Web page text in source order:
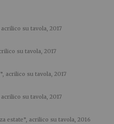
su tavola, 2017
su tavola, 2017
acrilico su tavola, 2017
su tavola, 2017
estate”, acrilico su tavola, 2016